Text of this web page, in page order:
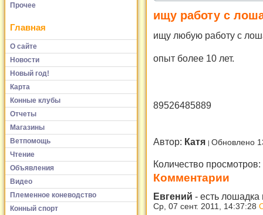
Прочее
Главная
О сайте
Новости
Новый год!
Карта
Конные клубы
Отчеты
Магазины
Ветпомощь
Чтение
Объявления
Видео
Племенное коневодство
Конный спорт
ищу работу с
ищу любую работу с
опыт более 10 лет.
89526485889
Автор: Катя Обновлено
Количество просмотров:
Комментарии
Евгений - есть
Ср, 07 сент. 2011, 14:37:28